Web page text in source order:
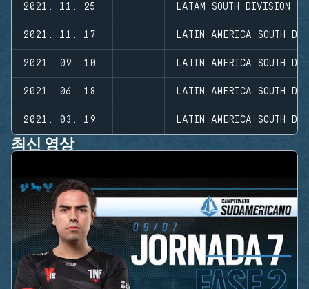
2021. 11. 25. LATAM SOUTH DIVISION
2021. 11. 17. LATIN AMERICA SOUTH
2021. 09. 10. LATIN AMERICA SOUTH
2021. 06. 18. LATIN AMERICA SOUTH
2021. 03. 19. LATIN AMERICA SOUTH
최신 영상